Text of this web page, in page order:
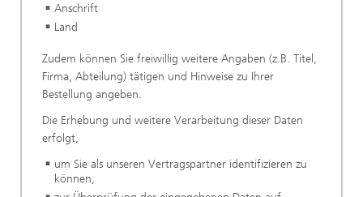
Anschrift
Land
Zudem können Sie freiwillig weitere Angaben (z.B. Titel,
Firma, Abteilung) tätigen und Hinweise zu Ihrer
Bestellung angeben.
Die Erhebung und weitere Verarbeitung dieser Daten
erfolgt,
um Sie als unseren Vertragspartner identifizieren zu
können,